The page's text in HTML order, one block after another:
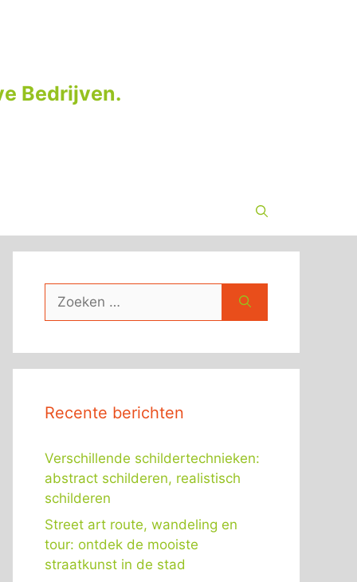
Bedrijven.
naar:
Recente berichten
Verschillende schildertechnieken:
abstract schilderen, realistisch
schilderen
Street art route, wandeling en
tour: ontdek de mooiste
straatkunst in de stad